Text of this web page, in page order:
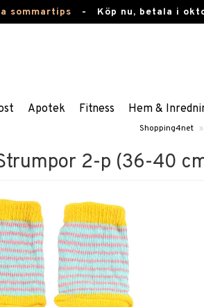
sommartips - Köp nu, betala i
Apotek Fitness Hem &
Shopping4net »
2-p (36-40